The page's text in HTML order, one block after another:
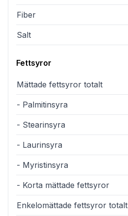
Fiber
Salt
Fettsyror
Mättade fettsyror totalt
- Palmitinsyra
- Stearinsyra
- Laurinsyra
- Myristinsyra
- Korta mättade fettsyror
Enkelomättade fettsyror totalt